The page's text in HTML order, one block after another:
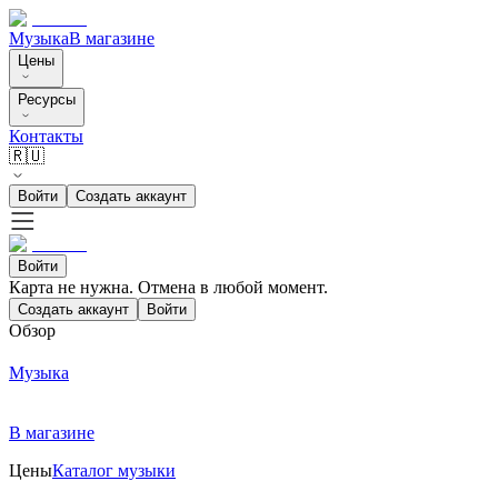
МузыкаВ магазине
Цены
Ресурсы
Контакты
🇷🇺
Войти Создать аккаунт
Войти
Карта не нужна. Отмена в любой момент.
Создать аккаунт Войти
Обзор
Музыка
В магазине
ЦеныКаталог музыки